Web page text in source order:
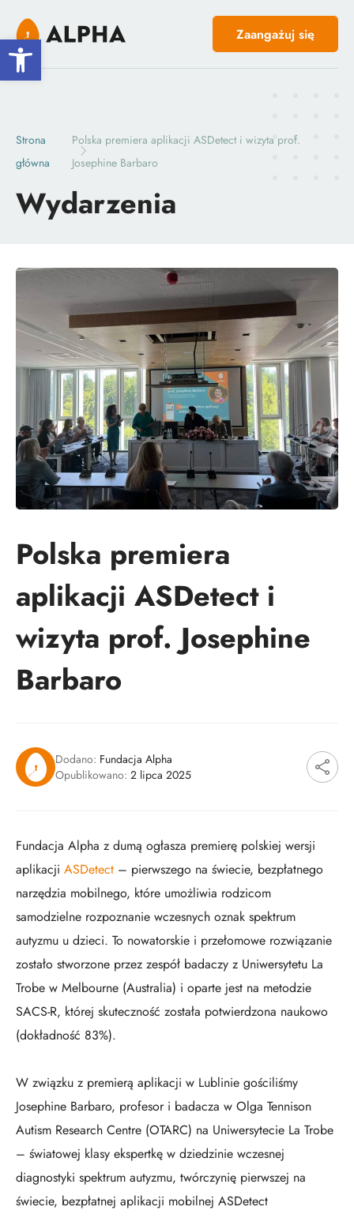
Open toolbar Zaangażuj się
Strona
główna
Polska premiera aplikacji ASDetect i wizyta prof.
Josephine Barbaro
Wydarzenia
Polska premiera
aplikacji ASDetect i
wizyta prof. Josephine
Barbaro
Dodano: Fundacja Alpha
Opublikowano: 2 lipca 2025
Fundacja Alpha z dumą ogłasza premierę polskiej wersji
aplikacji ASDetect – pierwszego na świecie, bezpłatnego
narzędzia mobilnego, które umożliwia rodzicom
samodzielne rozpoznanie wczesnych oznak spektrum
autyzmu u dzieci. To nowatorskie i przełomowe rozwiązanie
zostało stworzone przez zespół badaczy z Uniwersytetu La
Trobe w Melbourne (Australia) i oparte jest na metodzie
SACS-R, której skuteczność została potwierdzona naukowo
(dokładność 83%).
W związku z premierą aplikacji w Lublinie gościliśmy
Josephine Barbaro, profesor i badacza w Olga Tennison
Autism Research Centre (OTARC) na Uniwersytecie La Trobe
– światowej klasy ekspertkę w dziedzinie wczesnej
diagnostyki spektrum autyzmu, twórczynię pierwszej na
świecie, bezpłatnej aplikacji mobilnej ASDetect